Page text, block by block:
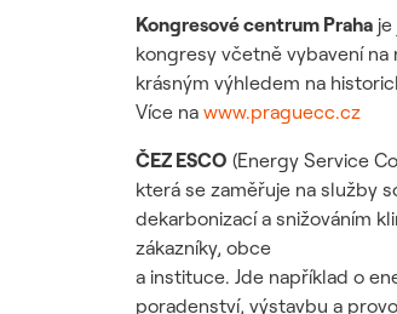
Kongresové centrum Praha
kongresy včetně vybavení
krásným výhledem na
Více na www.praguecc.cz
ČEZ ESCO (Energy Service
která se zaměřuje na služby
dekarbonizací a snižováním
zákazníky, obce
a instituce. Jde například o
poradenství, výstavbu a